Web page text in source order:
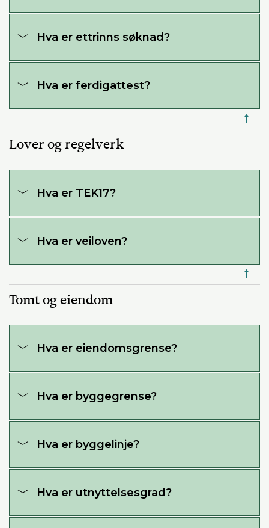
Hva er ettrinns søknad?
Hva er ferdigattest?
↑
Lover og regelverk
Hva er TEK17?
Hva er veiloven?
↑
Tomt og eiendom
Hva er eiendomsgrense?
Hva er byggegrense?
Hva er byggelinje?
Hva er utnyttelsesgrad?